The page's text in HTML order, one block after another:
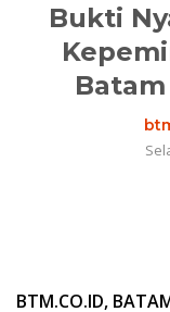
Bukti
BTM.CO.ID,